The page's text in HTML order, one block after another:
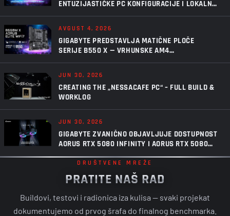
ENTUZIJASTIČKE PC KONFIGURACIJE I LOKALNU
VEŠTAČKU INTELIGENCIJU UZ AORUS P1600W
AVGUST 4, 2026
GIGABYTE PREDSTAVLJA MATIČNE PLOČE
SERIJE B550 X — VRHUNSKE AM4
PERFORMANSE, U NOVOM IZDANJU
JUN 30, 2026
CREATING THE „NESSACAFE PC“ – FULL BUILD &
WORKLOG
JUN 30, 2026
GIGABYTE ZVANIČNO OBJAVLJUJE DOSTUPNOST
AORUS RTX 5080 INFINITY I AORUS RTX 5080
INFINITY WOOD GRAFIČKIH KARTICA
DRUŠTVENE MREŽE
PRATITE NAŠ RAD
Buildovi, testovi i radionica iza kulisa — svaki projekat
dokumentujemo od prvog šrafa do finalnog benchmarka.